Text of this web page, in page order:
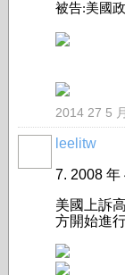
被告:美國
2014 27 5 月
leelitw
7. 2008 年
美國上訴
方開始進